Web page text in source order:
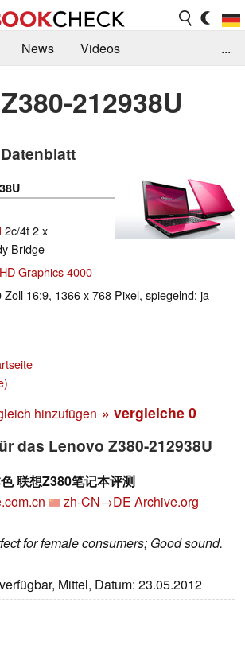
News
Videos
Deals Suche
Jobs
...
212938U
2c/4t 2 x
Bridge
Graphics 4000
Zoll 16:9, 1366 x 768 Pixel, spiegelnd: ja
hinzufügen » vergleiche 0
das Lenovo Z380-212938U
联想Z380笔记本评测
zh-CN→DE Archive.org
for female consumers; Good sound.
Mittel, Datum: 23.05.2012